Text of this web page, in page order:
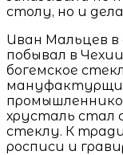
столу, но и
Иван Мальцев
побывал в
богемское
хрусталь стал
стеклу. К
росписи и